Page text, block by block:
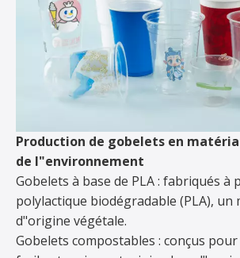
Production de gobelets en
de l"environnement
Gobelets à base de PLA : fabriqués à
polylactique biodégradable (PLA), un
d"origine végétale.
Gobelets compostables : conçus